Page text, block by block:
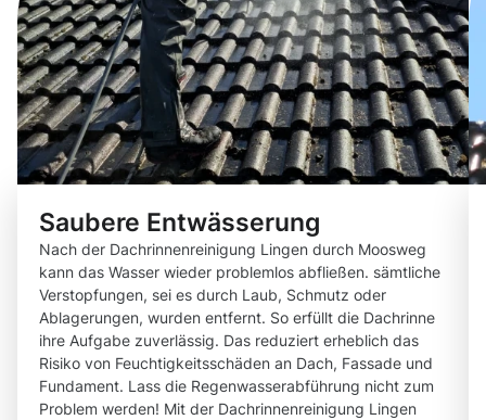
Saubere Entwässerung
Nach der Dachrinnenreinigung Lingen durch Moosweg
kann das Wasser wieder problemlos abfließen. sämtliche
Verstopfungen, sei es durch Laub, Schmutz oder
Ablagerungen, wurden entfernt. So erfüllt die Dachrinne
ihre Aufgabe zuverlässig. Das reduziert erheblich das
Risiko von Feuchtigkeitsschäden an Dach, Fassade und
Fundament. Lass die Regenwasserabführung nicht zum
Problem werden! Mit der Dachrinnenreinigung Lingen